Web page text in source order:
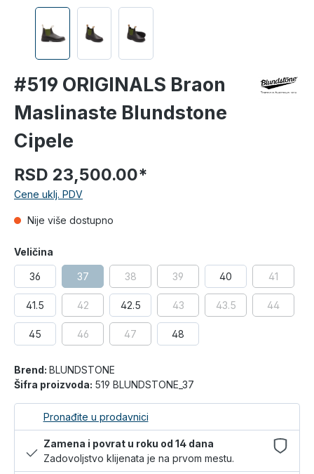
#519 ORIGINALS Braon
Maslinaste Blundstone
Cipele
RSD 23,500.00*
Cene uklj. PDV
Nije više dostupno
Veličina
36 37 38 39 40 41
41.5 42 42.5 43 43.5 44
45 46 47 48
Brend: BLUNDSTONE
Šifra proizvoda: 519 BLUNDSTONE_37
Pronađite u prodavnici
Zamena i povrat u roku od 14 dana
Zadovoljstvo klijenata je na prvom mestu.